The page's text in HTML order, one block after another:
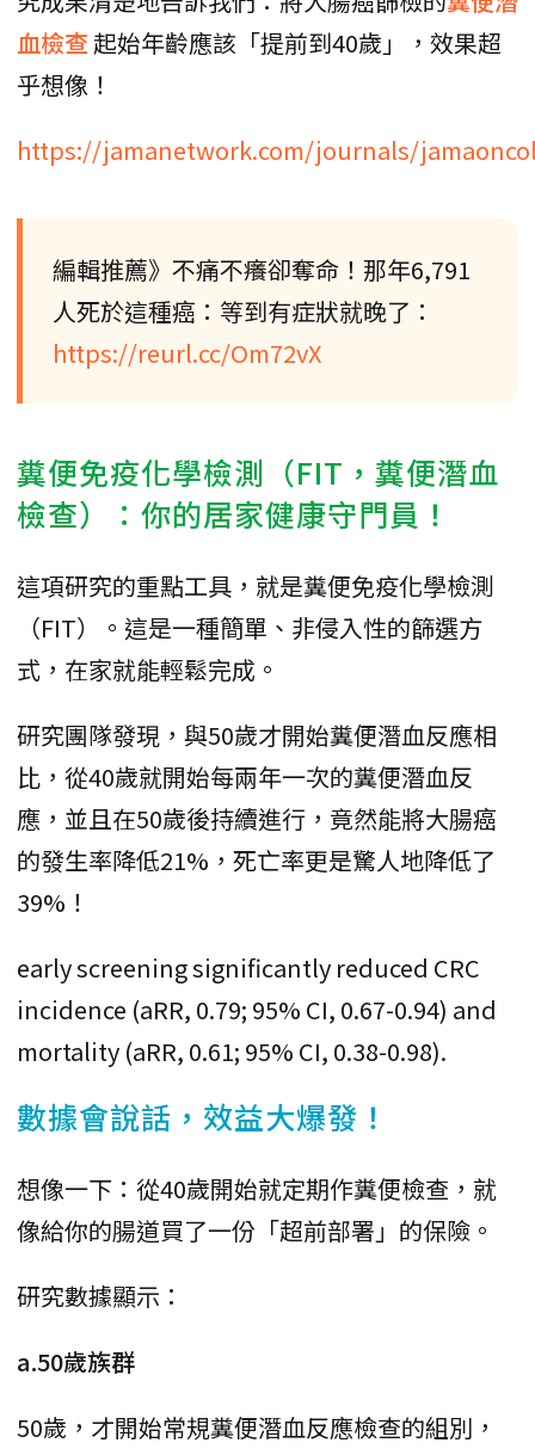
血檢查 起始年齡應該「提前到40歲」，效果超
乎想像！
https://jamanetwork.com/journals/
編輯推薦》不痛不癢卻奪命！那年6,791
人死於這種癌：等到有症狀就晚了：
https://reurl.cc/Om72vX
糞便免疫化學檢測（FIT，糞便潛血
檢查）：你的居家健康守門員！
這項研究的重點工具，就是糞便免疫化學檢測
（FIT）。這是一種簡單、非侵入性的篩選方
式，在家就能輕鬆完成。
研究團隊發現，與50歲才開始糞便潛血反應相
比，從40歲就開始每兩年一次的糞便潛血反
應，並且在50歲後持續進行，竟然能將大腸癌
的發生率降低21%，死亡率更是驚人地降低了
39%！
early screening significantly reduced CRC
incidence (aRR, 0.79; 95% CI, 0.67-0.94) and
mortality (aRR, 0.61; 95% CI, 0.38-0.98).
數據會說話，效益大爆發！
想像一下：從40歲開始就定期作糞便檢查，就
像給你的腸道買了一份「超前部署」的保險。
研究數據顯示：
a.50歲族群
50歲，才開始常規糞便潛血反應檢查的組別，